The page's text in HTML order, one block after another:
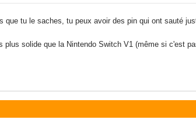
que tu le saches, tu peux avoir des pin qui ont sauté
plus solide que la Nintendo Switch V1 (même si c'est